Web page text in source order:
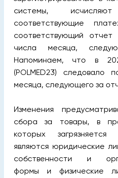
системы,
соответствующие
соответствующий
числа месяца,
Напоминаем, что в
(POLMED23) следовало
месяца, следующего за
Изменения
сбора за товары, в
которых
являются юридические
собственности и
формы и физические